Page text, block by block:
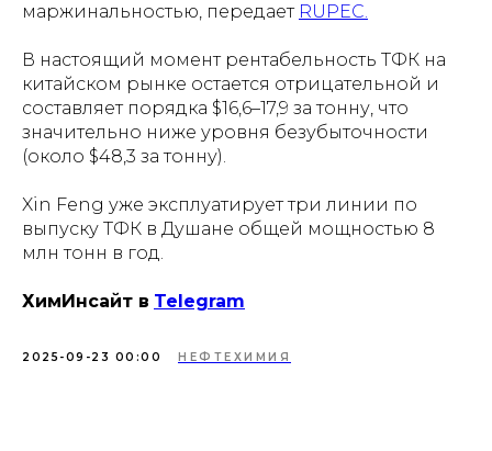
маржинальностью, передает RUPEC.
В настоящий момент рентабельность ТФК на
китайском рынке остается отрицательной и
составляет порядка $16,6–17,9 за тонну, что
значительно ниже уровня безубыточности
(около $48,3 за тонну).
Xin Feng уже эксплуатирует три линии по
выпуску ТФК в Душане общей мощностью 8
млн тонн в год.
ХимИнсайт в Telegram
2025-09-23 00:00 НЕФТЕХИМИЯ